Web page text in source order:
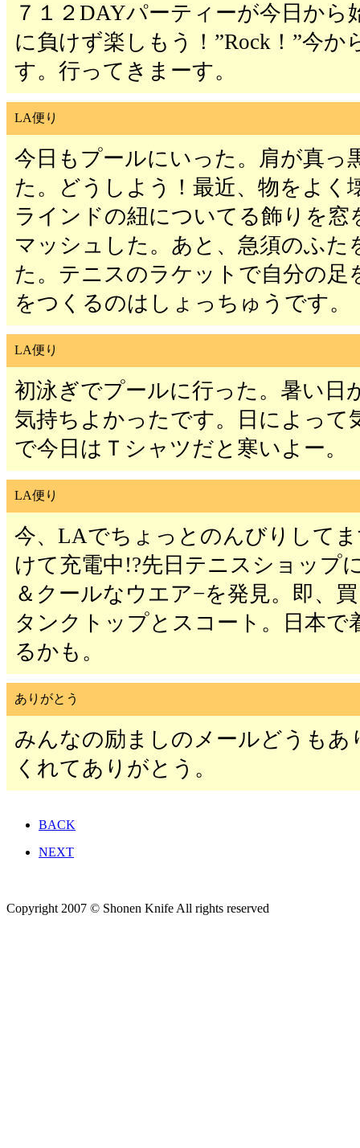
７１２DAYパーティーが今日から
に負けず楽しもう！”Rock！”今か
す。行ってきまーす。
LA便り
今日もプールにいった。肩が真っ
た。どうしよう！最近、物をよく
ラインドの紐についてる飾りを窓
マッシュした。あと、急須のふた
た。テニスのラケットで自分の足
をつくるのはしょっちゅうです。
LA便り
初泳ぎでプールに行った。暑い日
気持ちよかったです。日によって
で今日はＴシャツだと寒いよー。
LA便り
今、LAでちょっとのんびりして
けて充電中!?先日テニスショップ
＆クールなウエア−を発見。即、
タンクトップとスコート。日本で
るかも。
ありがとう
みんなの励ましのメールどうもあ
くれてありがとう。
BACK
NEXT
Copyright 2007 © Shonen Knife All rights reserved